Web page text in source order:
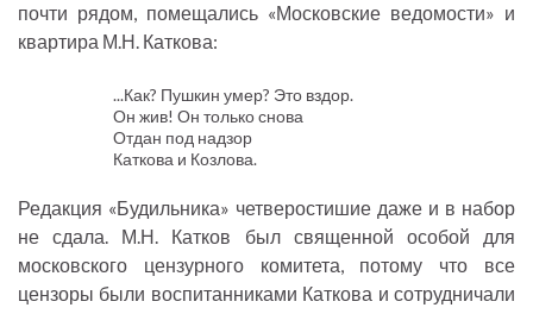
почти рядом, помещались «Московские ведомости» и
квартира М.Н. Каткова:
...Как? Пушкин умер? Это вздор.
Он жив! Он только снова
Отдан под надзор
Каткова и Козлова.
Редакция «Будильника» четверостишие даже и в набор
не сдала. М.Н. Катков был священной особой для
московского цензурного комитета, потому что все
цензоры были воспитанниками Каткова и сотрудничали